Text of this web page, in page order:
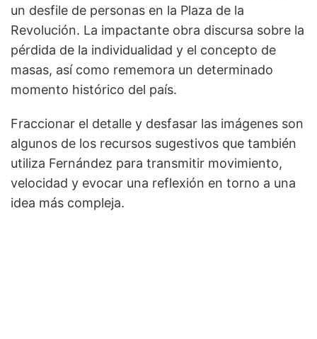
un desfile de personas en la Plaza de la
Revolución. La impactante obra discursa sobre la
pérdida de la individualidad y el concepto de
masas, así como rememora un determinado
momento histórico del país.
Fraccionar el detalle y desfasar las imágenes son
algunos de los recursos sugestivos que también
utiliza Fernández para transmitir movimiento,
velocidad y evocar una reflexión en torno a una
idea más compleja.